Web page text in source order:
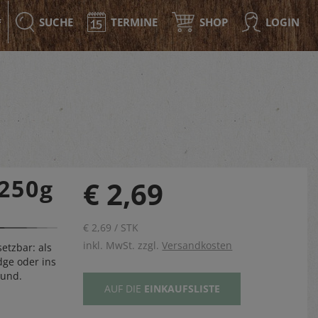
SUCHE TERMINE SHOP LOGIN
als
oder ins
€ 2,69
€ 2,69 / STK
inkl. MwSt. zzgl.Versandkosten
AUF DIE EINKAUFSLISTE